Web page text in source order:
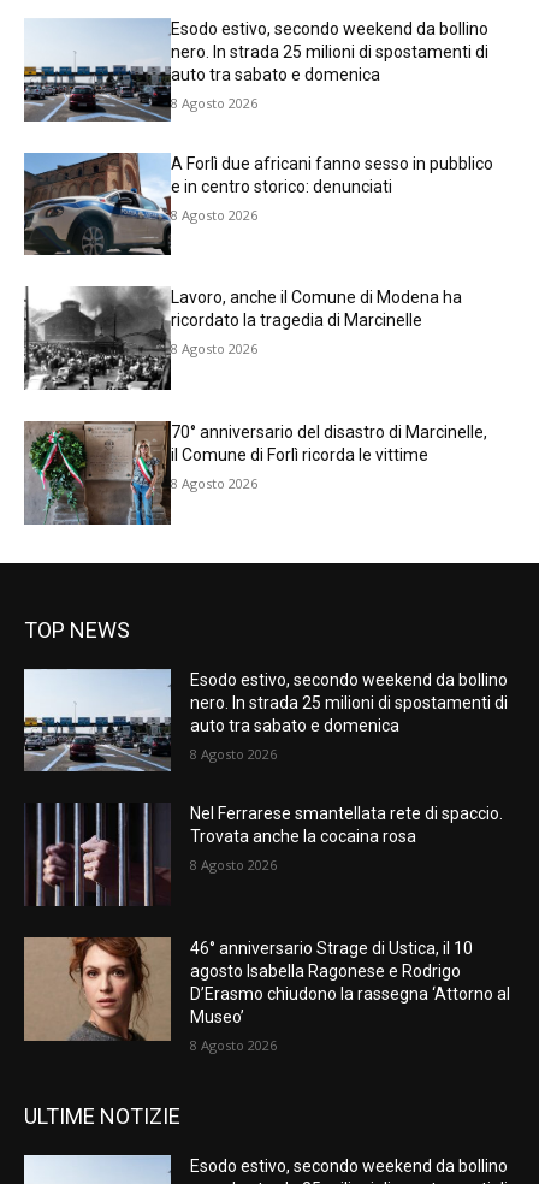
Esodo estivo, secondo weekend da bollino
nero. In strada 25 milioni di spostamenti di
auto tra sabato e domenica
8 Agosto 2026
A Forlì due africani fanno sesso in pubblico
e in centro storico: denunciati
8 Agosto 2026
Lavoro, anche il Comune di Modena ha
ricordato la tragedia di Marcinelle
8 Agosto 2026
70° anniversario del disastro di Marcinelle,
il Comune di Forlì ricorda le vittime
8 Agosto 2026
TOP NEWS
Esodo estivo, secondo weekend da bollino
nero. In strada 25 milioni di spostamenti di
auto tra sabato e domenica
8 Agosto 2026
Nel Ferrarese smantellata rete di spaccio.
Trovata anche la cocaina rosa
8 Agosto 2026
46° anniversario Strage di Ustica, il 10
agosto Isabella Ragonese e Rodrigo
D’Erasmo chiudono la rassegna ‘Attorno al
Museo’
8 Agosto 2026
ULTIME NOTIZIE
Esodo estivo, secondo weekend da bollino